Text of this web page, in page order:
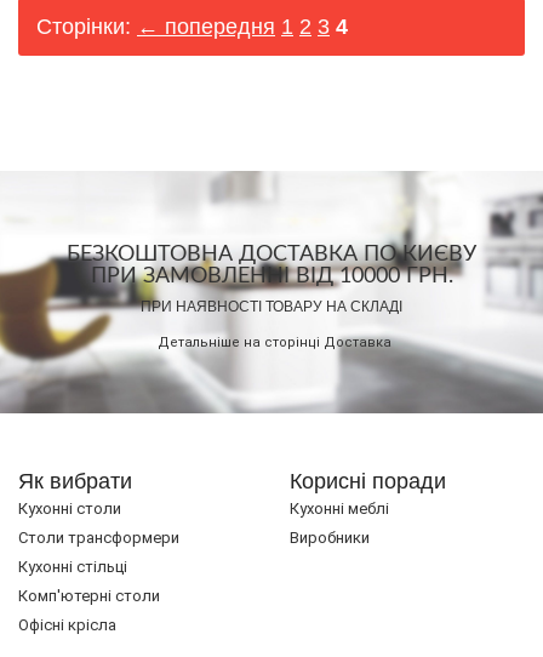
Сторінки: ← попередня 1 2 3 4
БЕЗКОШТОВНА ДОСТАВКА ПО КИЄВУ
ПРИ ЗАМОВЛЕННІ ВІД 10000 ГРН.
ПРИ НАЯВНОСТІ ТОВАРУ НА СКЛАДІ
Детальніше на сторінці Доставка
Як вибрати
Кухонні столи
Cтоли трансформери
Кухонні стільці
Комп'ютерні столи
Офісні крісла
Корисні поради
Кухонні меблі
Виробники